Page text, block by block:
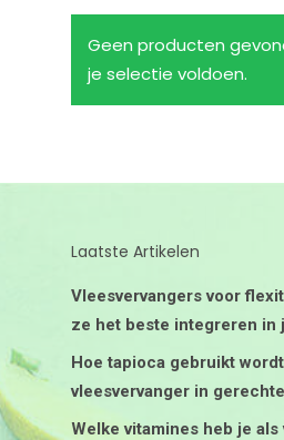
Geen producten
je selectie voldoen.
Laatste Artikelen
Vleesvervangers voor
ze het beste integreren in
Hoe tapioca gebruikt
vleesvervanger in
Welke vitamines heb je als